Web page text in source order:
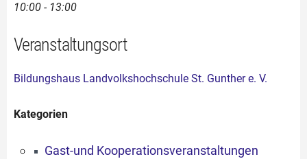
10:00 - 13:00
Veranstaltungsort
Bildungshaus Landvolkshochschule St. Gunther e. V.
Kategorien
Gast-und Kooperationsveranstaltungen